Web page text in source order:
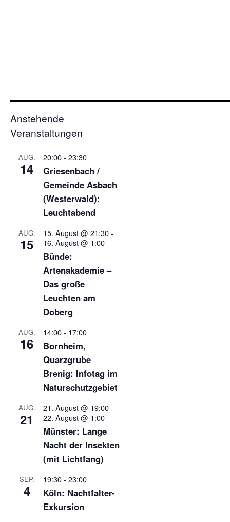
Anstehende
Veranstaltungen
AUG.
14
20:00- 23:30
Griesenbach /
Gemeinde Asbach
(Westerwald):
Leuchtabend
AUG.
15
15. August @ 21:30-
16. August @ 1:00
Bünde:
Artenakademie –
Das große
Leuchten am
Doberg
AUG.
16
14:00- 17:00
Bornheim,
Quarzgrube
Brenig: Infotag im
Naturschutzgebiet
AUG.
21
21. August @ 19:00-
22. August @ 1:00
Münster: Lange
Nacht der Insekten
(mit Lichtfang)
SEP.
4
19:30- 23:00
Köln: Nachtfalter-
Exkursion